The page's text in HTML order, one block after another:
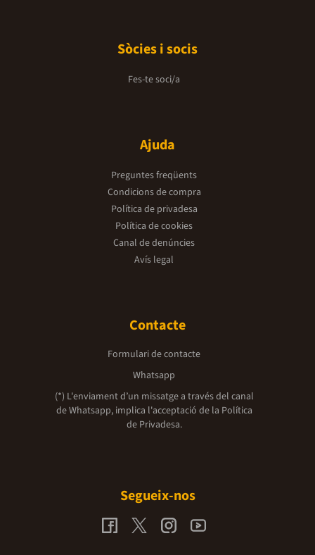
Sòcies i socis
Fes-te soci/a
Ajuda
Preguntes freqüents
Condicions de compra
Política de privadesa
Política de cookies
Canal de denúncies
Avís legal
Contacte
Formulari de contacte
Whatsapp
(*) L'enviament d’un missatge a través del canal
de Whatsapp, implica l'acceptació de la Política
de Privadesa.
Segueix-nos